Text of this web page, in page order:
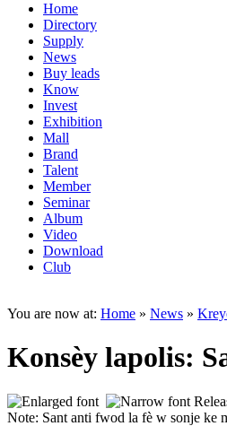
Home
Directory
Supply
News
Buy leads
Know
Invest
Exhibition
Mall
Brand
Talent
Member
Seminar
Album
Video
Download
Club
You are now at: Home » News »
Konsèy lapolis:
Note: Sant anti fwod la fè w sonje ke